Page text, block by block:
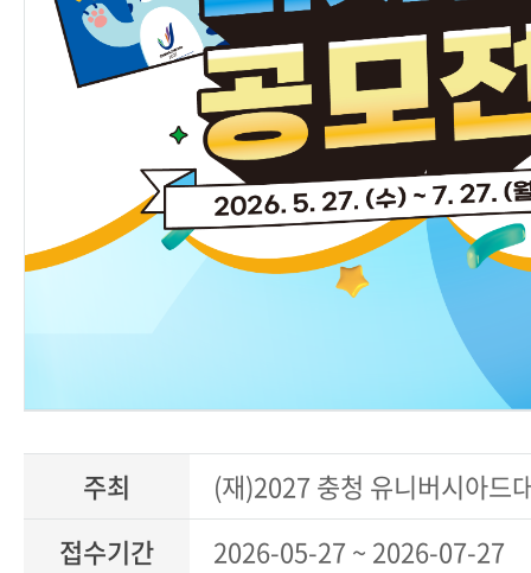
주최
(재)2027 충청 유니버시아드
접수기간
2026-05-27 ~ 2026-07-27